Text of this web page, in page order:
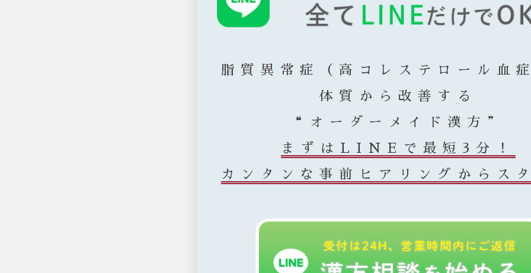
脂質異常症（高コレステロール血
体質から改善する
“オーダーメイド漢方”
まずはLINEで最短3分！
カンタンな事前ヒアリングからス